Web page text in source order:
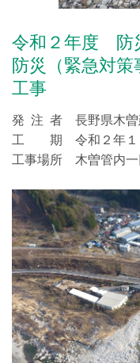
令和２年度 防
防災（緊急対
工事
発 注 者 長野県木曽
工 期 令和２年１
工事場所 木曽管内